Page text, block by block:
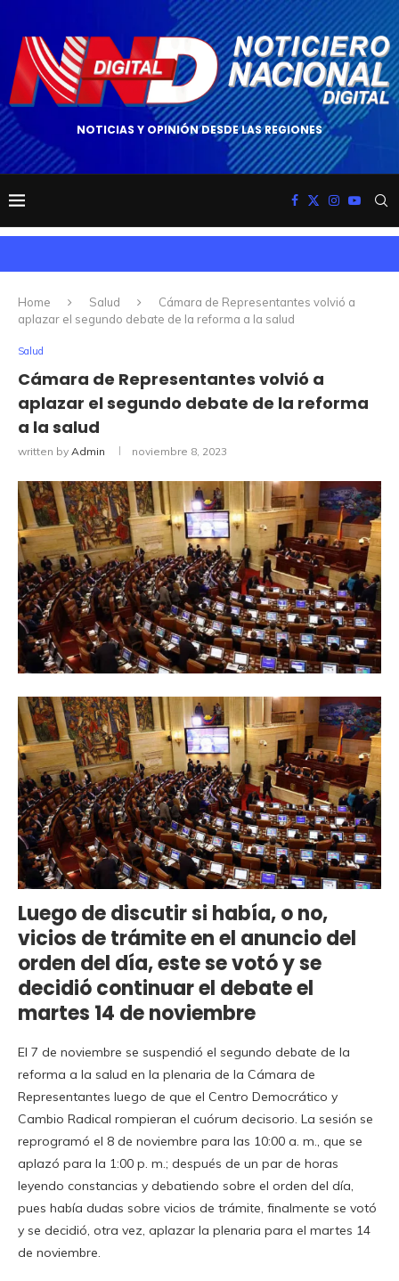
NOTICIAS Y OPINIÓN DESDE LAS REGIONES
Home Salud
Cámara de Representantes volvió a
aplazar el segundo debate de la reforma a la salud
Salud
Cámara de Representantes volvió a
aplazar el segundo debate de la reforma
a la salud
written by Admin noviembre 8, 2023
Luego de discutir si había, o no,
vicios de trámite en el anuncio del
orden del día, este se votó y se
decidió continuar el debate el
martes 14 de noviembre
El 7 de noviembre se suspendió el segundo debate de la
reforma a la salud en la plenaria de la Cámara de
Representantes luego de que el Centro Democrático y
Cambio Radical rompieran el cuórum decisorio. La sesión se
reprogramó el 8 de noviembre para las 10:00 a. m., que se
aplazó para la 1:00 p. m.; después de un par de horas
leyendo constancias y debatiendo sobre el orden del día,
pues había dudas sobre vicios de trámite, finalmente se votó
y se decidió, otra vez, aplazar la plenaria para el martes 14
de noviembre.